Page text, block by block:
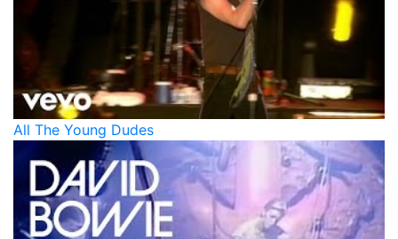
All The Young Dudes